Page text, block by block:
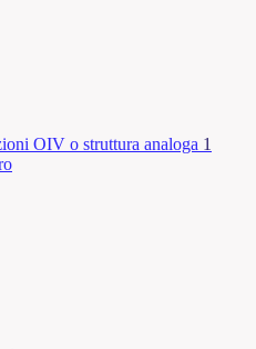
OIV o struttura analoga 1